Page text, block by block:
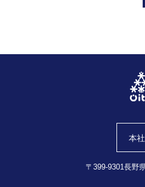
本社
〒399-9301長野